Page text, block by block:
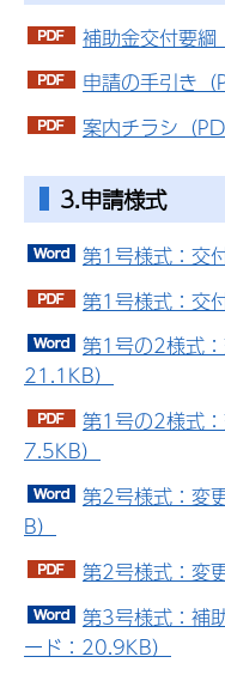
補助金交付要綱
申請の手引き（
案内チラシ（
3.申請様式
第1号様式：交
第1号様式：交
第1号の2様式
21.1KB）
第1号の2様式
7.5KB）
第2号様式：変
B）
第2号様式：変
第3号様式：補
ード：20.9KB）